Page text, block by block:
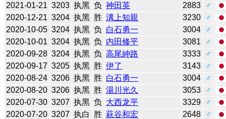
2021-01-21 3203 执黑 负 神田英 2883
♂
2020-12-21 3204 执黑 胜 溝上知親 3230
♂
2020-10-05 3204 执黑 负 白石勇一 3004
♂
2020-10-01 3204 执黑 负 内田修平 3081
♂
2020-09-28 3204 执黑 负 高尾紳路 3333
♂
2020-09-17 3205 执黑 胜 伊了 3143
♂
2020-08-24 3206 执黑 胜 白石勇一 3004
♂
2020-08-20 3206 执黑 胜 湯川光久 3053
♂
2020-07-30 3207 执黑 负 大西龙平 3329
♂
2020-07-20 3207 执白 胜 萩谷和宏 2648
♂